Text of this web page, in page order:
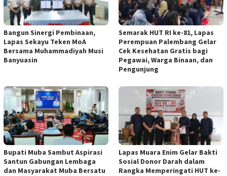
Bangun Sinergi Pembinaan,
Lapas Sekayu Teken MoA
Bersama Muhammadiyah Musi
Banyuasin
Semarak HUT RI ke-81, Lapas
Perempuan Palembang Gelar
Cek Kesehatan Gratis bagi
Pegawai, Warga Binaan, dan
Pengunjung
Bupati Muba Sambut Aspirasi
Santun Gabungan Lembaga
dan Masyarakat Muba Bersatu
Lapas Muara Enim Gelar Bakti
Sosial Donor Darah dalam
Rangka Memperingati HUT ke-